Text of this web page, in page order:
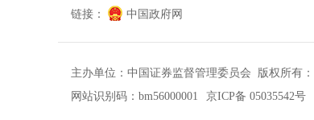
链接： 中国政府网
主办单位：中国证券监督管理委员会 版权所有
网站识别码：bm56000001
京ICP备 05035542号